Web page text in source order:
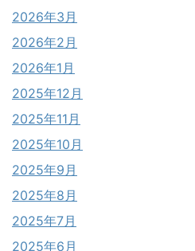
2026年3月
2026年2月
2026年1月
2025年12月
2025年11月
2025年10月
2025年9月
2025年8月
2025年7月
2025年6月